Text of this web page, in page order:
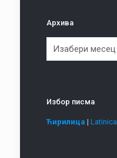
Архива
Избор писма
Ћирилица | Latinica